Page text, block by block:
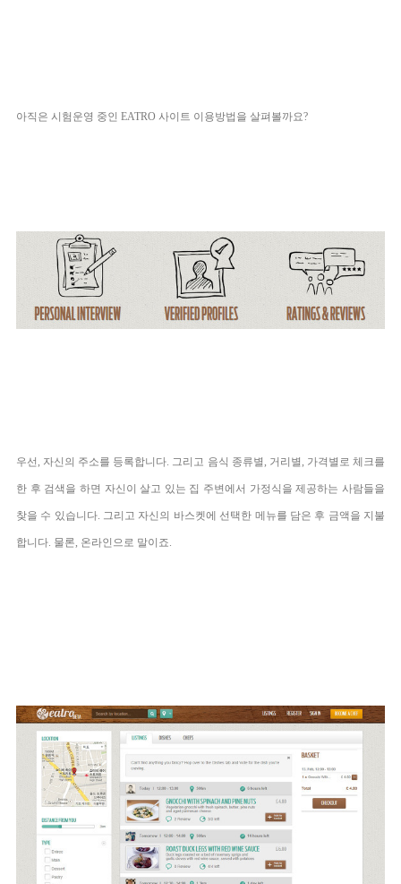
아직은 시험운영 중인 EATRO 사이트 이용방법을 살펴볼까요?
우선, 자신의 주소를 등록합니다. 그리고 음식 종류별, 거리별, 가격별로 체크를
한 후 검색을 하면 자신이 살고 있는 집 주변에서 가정식을 제공하는 사람들을
찾을 수 있습니다. 그리고 자신의 바스켓에 선택한 메뉴를 담은 후 금액을 지불
합니다. 물론, 온라인으로 말이죠.